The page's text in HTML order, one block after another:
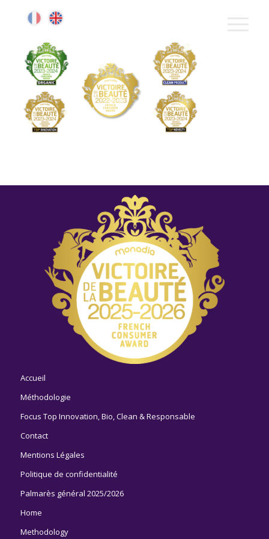
Accueil
Méthodologie
Focus Top Innovation, Bio, Clean & Responsable
Contact
Mentions Légales
Politique de confidentialité
Palmarès général 2025/2026
Home
Methodology